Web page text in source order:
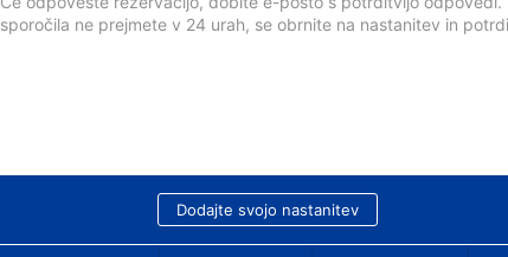
sporočila ne prejmete v 24 urah, se obrnite na nastanitev in
Dodajte svojo nastanitev